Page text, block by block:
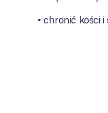
• chronić kości i